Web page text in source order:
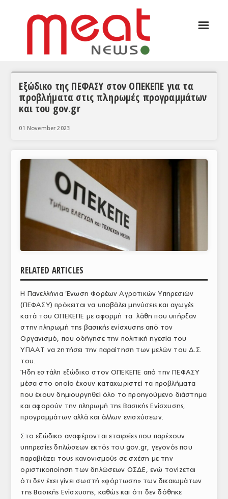
ΣΥΝΕΝΤΕΥΞΕΙΣ
ΚΟΣΜΟΣ
ΕΙΔΗΣΕΙΣ
ΕΥΡΩΠΑΪΚΕΣ ΑΠΟΦΑΣΕΙΣ
ΘΕΜΑΤΑ
ΣΦΑΓΕΙΑ
ΠΡΩΤΕΣ ΥΛΕΣ
ΥΠΗΡΕΣΙΕΣ
ΕΜΠΟΡΙΚΟΙ ΑΝΤΙΠΡΟΣΩΠΟΙ
ΝΟΜΟΘΕΣΙΑ
ΕΥΡΩΠΑΪΚΗ ΝΟΜΟΘΕΣΙΑ
ΤΟ ΠΕΡΙΟΔΙΚΟ
☰
Εξώδικο της ΠΕΦΑΣΥ στον ΟΠΕΚΕΠΕ για τα
προβλήματα στις πληρωμές προγραμμάτων
και του gov.gr
01 November 2023
RELATED ARTICLES
H Πανελλήνια Ένωση Φορέων Αγροτικών Υπηρεσιών
(ΠΕΦΑΣΥ) πρόκειται να υποβάλει μηνύσεις και αγωγές
κατά του ΟΠΕΚΕΠΕ με αφορμή τα λάθη που υπήρξαν
στην πληρωμή της βασικής ενίσχυσης από τον
Οργανισμό, που οδήγησε την πολιτική ηγεσία του
ΥΠΑΑΤ να ζητήσει την παραίτηση των μελών του Δ.Σ.
του.
Ήδη εστάλη εξώδικο στον ΟΠΕΚΕΠΕ από την ΠΕΦΑΣΥ
μέσα στο οποίο έχουν καταχωριστεί τα προβλήματα
που έχουν δημιουργηθεί όλο το προηγούμενο διάστημα
και αφορούν την πληρωμή της Βασικής Ενίσχυσης,
προγραμμάτων αλλά και άλλων ενισχύσεων.
Στο εξώδικο αναφέρονται εταιρείες που παρέχουν
υπηρεσίες δηλώσεων εκτός του gov.gr, γεγονός που
παραβιάζει τους κανονισμούς σε σχέση με την
οριστικοποίηση των δηλώσεων ΟΣΔΕ, ενώ τονίζεται
ότι δεν έχει γίνει σωστή «φόρτωση» των δικαιωμάτων
της Βασικής Ενίσχυσης, καθώς και ότι δεν δόθηκε